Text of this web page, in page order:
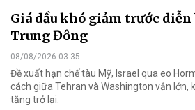
Giá dầu khó giảm trước
Trung Đông
08/08/2026 03:35
Đề xuất hạn chế tàu Mỹ, Israel qua eo
cách giữa Tehran và Washington vẫn lớn,
tăng trở lại.